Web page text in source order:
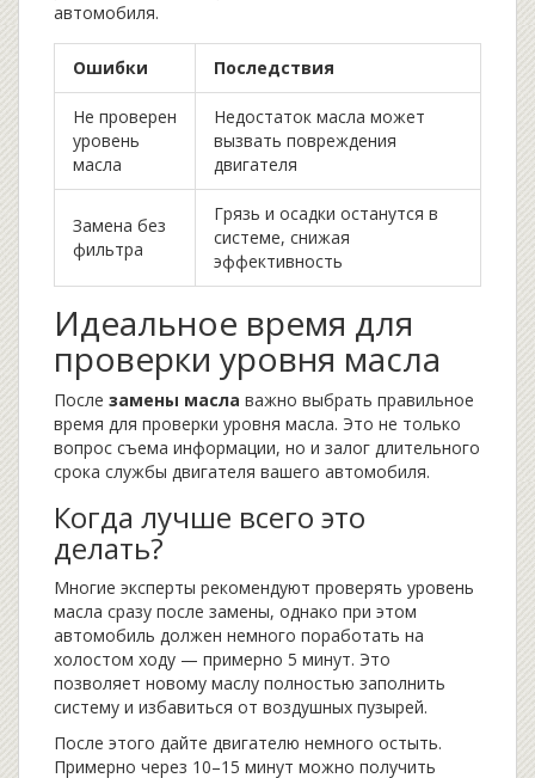
автомобиля.
Ошибки Последствия
Не проверен
уровень
масла
Недостаток масла может
вызвать повреждения
двигателя
Замена без
фильтра
Грязь и осадки останутся в
системе, снижая
эффективность
Идеальное время для
проверки уровня масла
После замены масла важно выбрать правильное
время для проверки уровня масла. Это не только
вопрос съема информации, но и залог длительного
срока службы двигателя вашего автомобиля.
Когда лучше всего это
делать?
Многие эксперты рекомендуют проверять уровень
масла сразу после замены, однако при этом
автомобиль должен немного поработать на
холостом ходу — примерно 5 минут. Это
позволяет новому маслу полностью заполнить
систему и избавиться от воздушных пузырей.
После этого дайте двигателю немного остыть.
Примерно через 10–15 минут можно получить